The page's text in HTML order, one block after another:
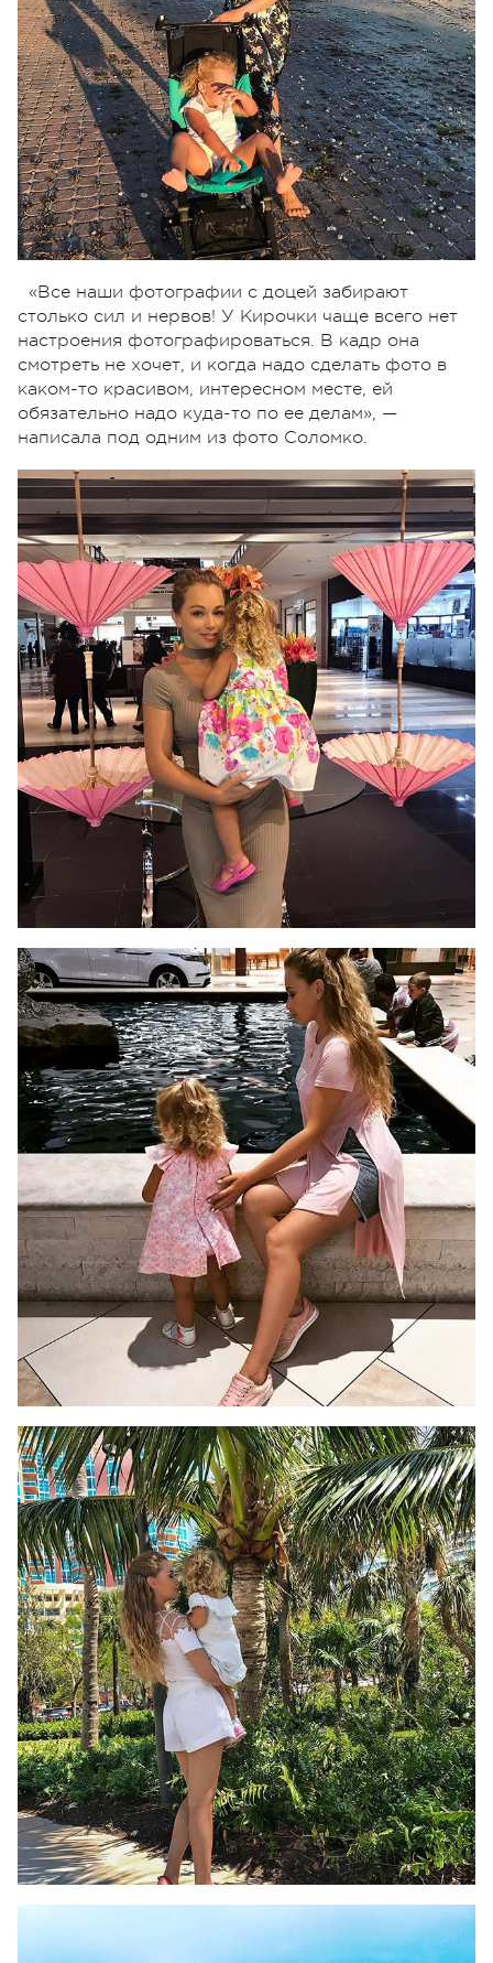
«Все наши фотографии с доцей забирают
столько сил и нервов! У Кирочки чаще всего нет
настроения фотографироваться. В кадр она
смотреть не хочет, и когда надо сделать фото в
каком-то красивом, интересном месте, ей
обязательно надо куда-то по ее делам», —
написала под одним из фото Соломко.